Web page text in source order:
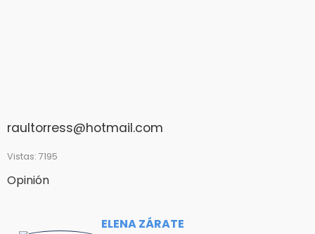
raultorress@hotmail.com
Vistas: 7195
Opinión
ELENA ZÁRATE